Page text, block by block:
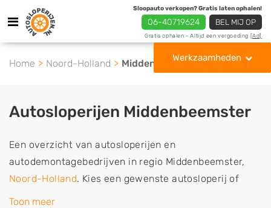
Sloopauto verkopen? Gratis laten ophalen!
06-40719624 BEL MIJ OP
Gratis ophalen - Altijd een vergoeding [Ad]
Werkzaamheden
Home Noord-Holland Middenbeemster
Autosloperijen Middenbeemster
Een overzicht van autosloperijen en
autodemontagebedrijven in regio Middenbeemster,
Noord-Holland. Kies een gewenste autosloperij of
autosloop uit de lijst die gespecialiseerd is in de
Toon meer